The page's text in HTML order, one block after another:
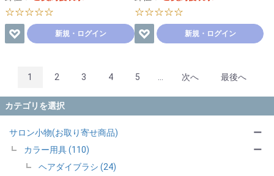
カテゴリを選択
サロン小物(お取り寄せ商品)
カラー用具 (110)
ヘアダイブラシ (24)
ー
ー
☆☆☆☆☆
新規・ログイン
☆☆☆☆☆
新規・ログイン
1 2 3 4 5 次へ 最後へ